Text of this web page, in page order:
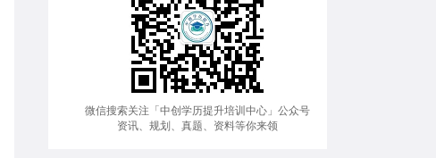
微信搜索关注「中创学历提升培训中心」公众号
资讯、规划、真题、资料等你来领